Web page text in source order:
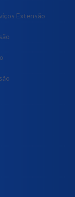
Extensão